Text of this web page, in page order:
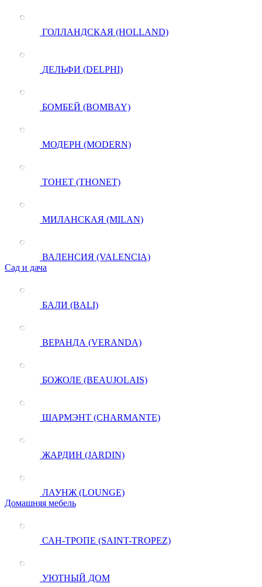
ГОЛЛАНДСКАЯ (HOLLAND)
ДЕЛЬФИ (DELPHI)
БОМБЕЙ (BOMBAY)
МОДЕРН (MODERN)
ТОНЕТ (THONET)
МИЛАНСКАЯ (MILAN)
ВАЛЕНСИЯ (VALENCIA)
Сад и дача
БАЛИ (BALI)
ВЕРАНДА (VERANDA)
БОЖОЛЕ (BEAUJOLAIS)
ШАРМЭНТ (CHARMANTE)
ЖАРДИН (JARDIN)
ЛАУНЖ (LOUNGE)
Домашняя мебель
САН-ТРОПЕ (SAINT-TROPEZ)
УЮТНЫЙ ДОМ